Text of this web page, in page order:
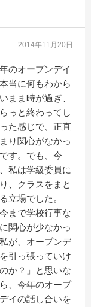
2014年11月20日
のオープンデイ
当に何もわから
まま時が過ぎ、
っと終わってし
た感じで、正直
り関心がなかっ
す。でも、今
私は学級委員に
、クラスをまと
立場でした。
今まで学校行事な
関心が少なかっ
が、オープンデ
引っ張っていけ
か？」と思いな
、今年のオープ
イの話し合いを